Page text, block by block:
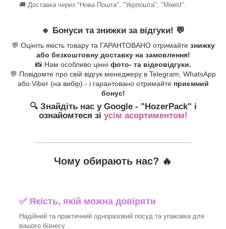
🚚 Доставка через "Нова Пошта", "Укрпошта", "Meest".
🔹 Бонуси та знижки за відгуки! 💬
💬 Оцініть якість товару та ГАРАНТОВАНО отримайте знижку
або безкоштовну доставку на замовлення!
📸 Нам особливо цінні фото- та відеовідгуки.
💬 Повідомте про свій відгук менеджеру в Telegram, WhatsApp
або Viber (на вибір) - і гарантовано отримайте приємний
бонус!
🔍 Знайдіть нас у Google - "HozerPack" і
ознайомтеся зі усім асортиментом!
Чому обирають нас? 🔥
✅ Якість, якій можна довіряти
Надійний та практичний одноразовий посуд та упаковка для
вашого бізнесу.